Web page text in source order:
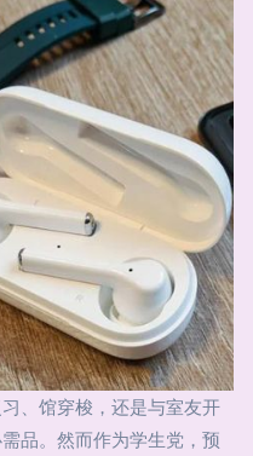
、馆穿梭，还是与室友开
品。然而作为学生党，预